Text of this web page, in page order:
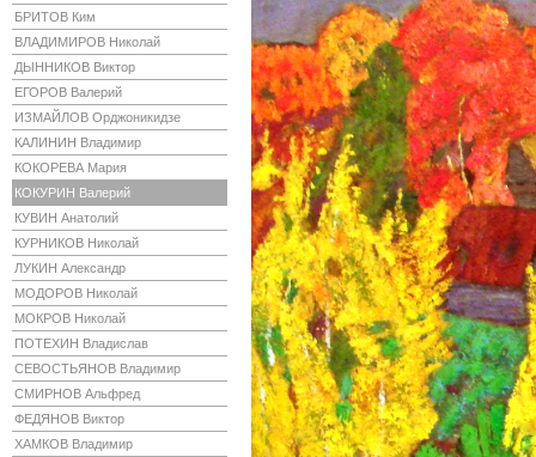
БРИТОВ Ким
ВЛАДИМИРОВ Николай
ДЫННИКОВ Виктор
ЕГОРОВ Валерий
ИЗМАЙЛОВ Орджоникидзе
КАЛИНИН Владимир
КОКОРЕВА Мария
КОКУРИН Валерий
КУВИН Анатолий
КУРНИКОВ Николай
ЛУКИН Александр
МОДОРОВ Николай
МОКРОВ Николай
ПОТЕХИН Владислав
СЕВОСТЬЯНОВ Владимир
СМИРНОВ Альфред
ФЕДЯНОВ Виктор
ХАМКОВ Владимир